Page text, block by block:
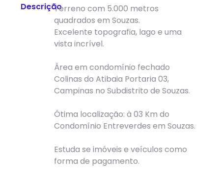
DescriçãoTerreno com 5.000 metros
quadrados em Souzas.
Excelente topografia, lago e uma
vista incrível.
Área em condomínio fechado
Colinas do Atibaia Portaria 03,
Campinas no Subdistrito de Souzas.
Ótima localização: à 03 Km do
Condomínio Entreverdes em Souzas.
Estuda se imóveis e veículos como
forma de pagamento.